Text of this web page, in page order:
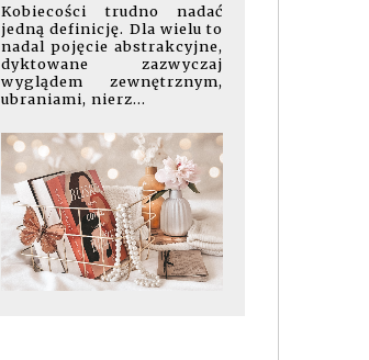
Kobiecości trudno nadać
jedną definicję. Dla wielu to
nadal pojęcie abstrakcyjne,
dyktowane zazwyczaj
wyglądem zewnętrznym,
ubraniami, nierz...